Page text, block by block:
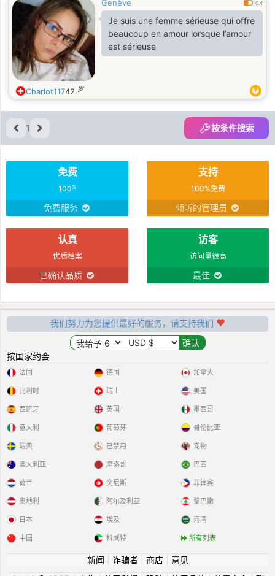
Genève 0.4
Je suis une femme sérieuse qui offre
beaucoup en amour lorsque l’amour
est sérieuse
Charlot11742 岁
1 按条件搜索
免费
100%
免费服务
支持
100%免费
倾听的管理员
认真
优质档案
已确认品质
访客
访问量很高
最佳
我们努力为您提供最好的服务，请支持我们
按国家约会
法国
比利时
西班牙
意大利
瑞典
德国
瑞士
英国
葡萄牙
已禁用
加拿大
美国
墨西哥
哥伦比亚
宠物
澳大利亚
荷兰
奥地利
日本
中国
摩洛哥
突尼斯
阿尔及利亚
埃及
科威特
巴西
菲律宾
黎巴嫩
海湾
所有列表
新闻 诈骗者| 商店| 意见